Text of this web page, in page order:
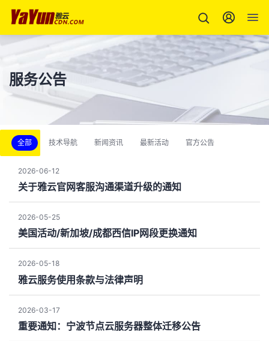
服务公告
全部 技术导航 新闻资讯 最新活动 官方公告
2026-06-12
关于雅云官网客服沟通渠道升级的通知
2026-05-25
美国活动/新加坡/成都西信IP网段更换通知
2026-05-18
雅云服务使用条款与法律声明
2026-03-17
重要通知：宁波节点云服务器整体迁移公告